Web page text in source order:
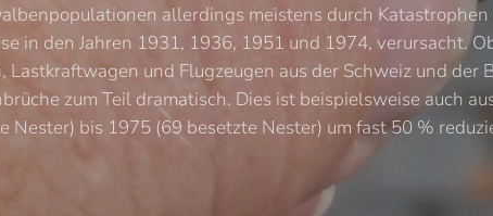
allerdings meistens durch
in den Jahren 1931, 1936, 1951 und 1974, verursacht.
und Flugzeugen aus der Schweiz und der
zum Teil dramatisch. Dies ist beispielsweise auch
bis 1975 (69 besetzte Nester) um fast 50 %